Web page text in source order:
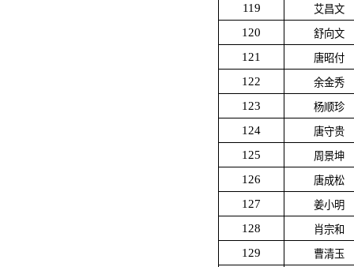
119 艾昌文
120 舒向文
121 唐昭付
122 余金秀
123 杨顺珍
124 唐守贵
125 周景坤
126 唐成松
127 姜小明
128 肖宗和
129 曹清玉